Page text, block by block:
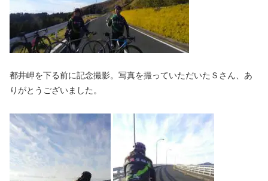
都井岬を下る前に記念撮影。写真を撮っていただいたＳさん、あ
りがとうございました。